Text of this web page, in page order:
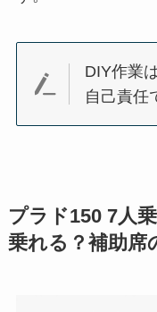
DIY作業
自己責任
プラド150 7人
乗れる？補助席